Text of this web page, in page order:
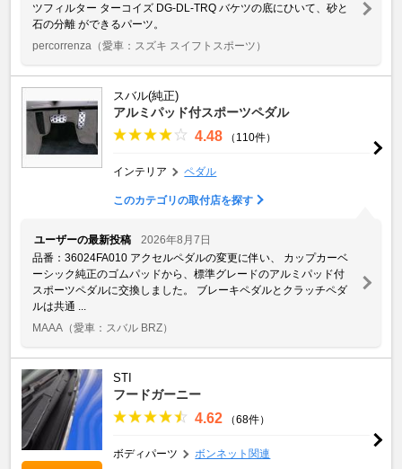
ツフィルター ターコイズ DG-DL-TRQ バケツの底にひいて、砂と
石の分離 ができるパーツ。
percorrenza （愛車：スズキ スイフトスポーツ）
スバル(純正)
アルミパッド付スポーツペダル
4.48 （110件）
インテリア ペダル
このカテゴリの取付店を探す
ユーザーの最新投稿
2026年8月7日
品番：36024FA010 アクセルペダルの変更に伴い、 カップカーベ
ーシック純正のゴムパッドから、標準グレードのアルミパッド付
スポーツペダルに交換しました。 ブレーキペダルとクラッチペダ
ルは共通 ...
MAAA （愛車：スバル BRZ）
STI
フードガーニー
4.62 （68件）
ボディパーツ ボンネット関連